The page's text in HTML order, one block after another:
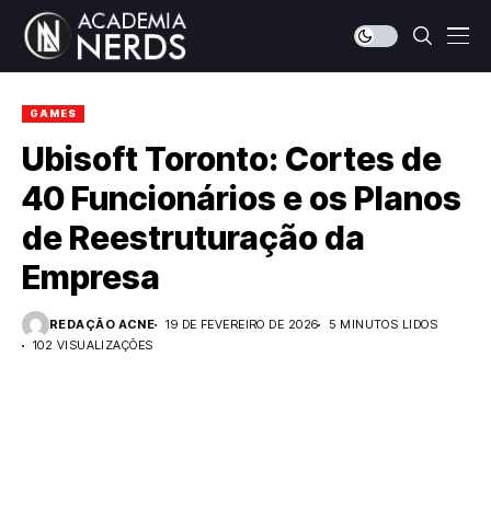
GAMES
Ubisoft Toronto: Cortes de
40 Funcionários e os Planos
de Reestruturação da
Empresa
REDAÇÃO ACNE 19 DE FEVEREIRO DE 2026
5 MINUTOS LIDOS
102 VISUALIZAÇÕES